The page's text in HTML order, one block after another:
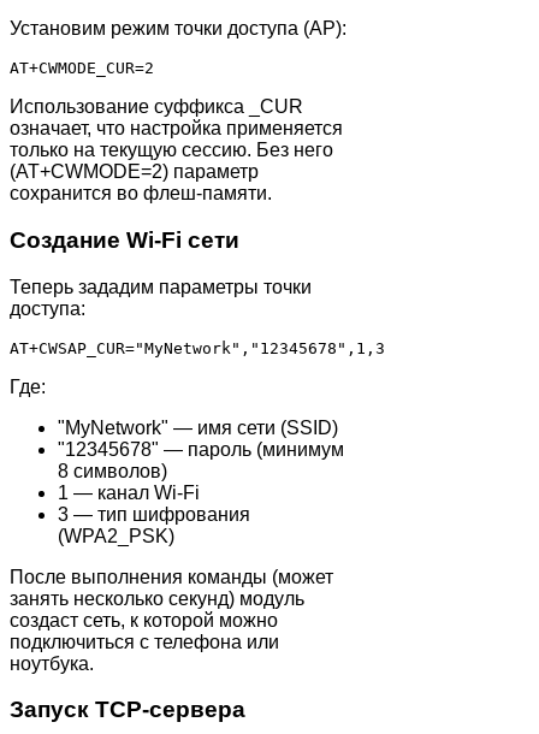
Установим режим точки доступа (AP):
AT+CWMODE_CUR=2
Использование суффикса _CUR
означает, что настройка применяется
только на текущую сессию. Без него
(AT+CWMODE=2) параметр
сохранится во флеш-памяти.
Создание Wi-Fi сети
Теперь зададим параметры точки
доступа:
AT+CWSAP_CUR="MyNetwork","12345678",1,3
Где:
"MyNetwork" — имя сети (SSID)
"12345678" — пароль (минимум
8 символов)
1 — канал Wi-Fi
3 — тип шифрования
(WPA2_PSK)
После выполнения команды (может
занять несколько секунд) модуль
создаст сеть, к которой можно
подключиться с телефона или
ноутбука.
Запуск TCP-сервера